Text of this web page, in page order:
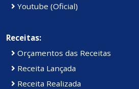
Youtube (Oficial)
Receitas:
Orçamentos das Receitas
Receita Lançada
Receita Realizada